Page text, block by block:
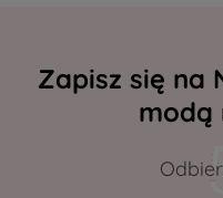
Zapisz się na
modą